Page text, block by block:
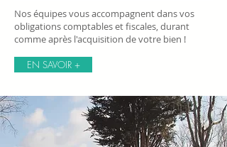
Nos équipes vous accompagnent dans vos
obligations comptables et fiscales, durant
comme après l'acquisition de votre bien !
EN SAVOIR +